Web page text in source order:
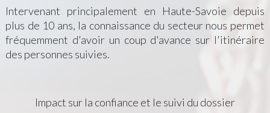
Intervenant principalement en Haute-Savoie depuis
plus de 10 ans, la connaissance du secteur nous permet
fréquemment d'avoir un coup d'avance sur l'itinéraire
des personnes suivies.
Impact sur la confiance et le suivi du dossier